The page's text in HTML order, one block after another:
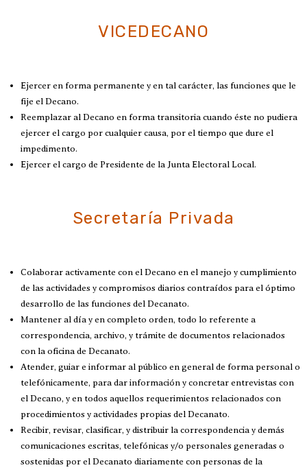
VICEDECANO
Ejercer en forma permanente y en tal carácter, las funciones que le
fije el Decano.
Reemplazar al Decano en forma transitoria cuando éste no pudiera
ejercer el cargo por cualquier causa, por el tiempo que dure el
impedimento.
Ejercer el cargo de Presidente de la Junta Electoral Local.
Secretaría Privada
Colaborar activamente con el Decano en el manejo y cumplimiento
de las actividades y compromisos diarios contraídos para el óptimo
desarrollo de las funciones del Decanato.
Mantener al día y en completo orden, todo lo referente a
correspondencia, archivo, y trámite de documentos relacionados
con la oficina de Decanato.
Atender, guiar e informar al público en general de forma personal o
telefónicamente, para dar información y concretar entrevistas con
el Decano, y en todos aquellos requerimientos relacionados con
procedimientos y actividades propias del Decanato.
Recibir, revisar, clasificar, y distribuir la correspondencia y demás
comunicaciones escritas, telefónicas y/o personales generadas o
sostenidas por el Decanato diariamente con personas de la